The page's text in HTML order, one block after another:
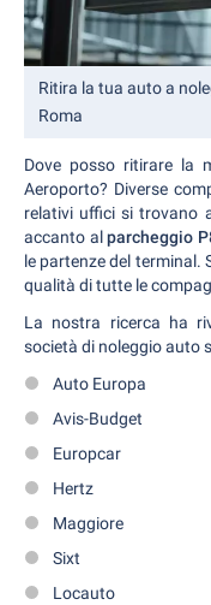
Ritira la tua auto a
Roma
Dove posso ritirare la
Aeroporto? Diverse
relativi uffici si trovano
accanto alparcheggio
le partenze del terminal.
qualità di tutte le
La nostra ricerca ha
società di noleggio auto
Auto Europa
Avis-Budget
Europcar
Hertz
Maggiore
Sixt
Locauto